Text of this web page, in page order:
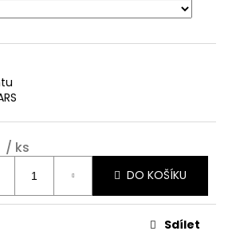
/ ks
DO KOŠÍKU
Sdílet